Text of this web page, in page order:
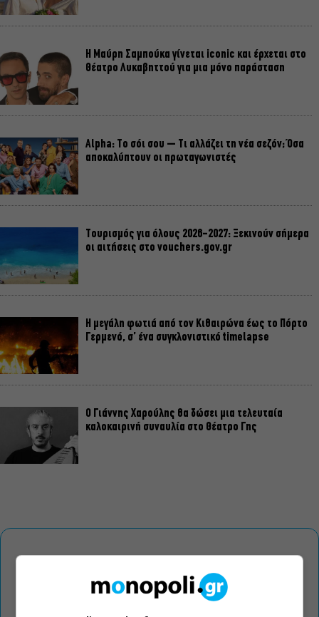
Η Μαύρη Σαμπούκα γίνεται iconic και έρχεται στο
Θέατρο Λυκαβηττού για μια μόνο παράσταση
Alpha: Το σόι σου – Τι αλλάζει τη νέα σεζόν; Όσα
αποκαλύπτουν οι πρωταγωνιστές
Τουρισμός για όλους 2026-2027: Ξεκινούν σήμερα
οι αιτήσεις στο vouchers.gov.gr
Η μεγάλη φωτιά από τον Κιθαιρώνα έως το Πόρτο
Γερμενό, σ’ ένα συγκλονιστικό timelapse
Ο Γιάννης Χαρούλης θα δώσει μια τελευταία
καλοκαιρινή συναυλία στο Θέατρο Γης